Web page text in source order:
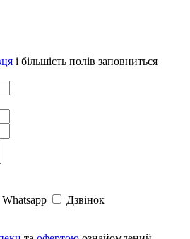
і більшість полів заповниться
Whatsapp Дзвінок